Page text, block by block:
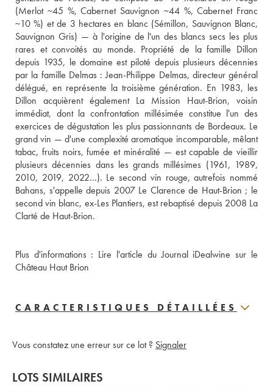
(Merlot ~45 %, Cabernet Sauvignon ~44 %, Cabernet Franc
~10 %) et de 3 hectares en blanc (Sémillon, Sauvignon Blanc,
Sauvignon Gris) — à l'origine de l'un des blancs secs les plus
rares et convoités au monde. Propriété de la famille Dillon
depuis 1935, le domaine est piloté depuis plusieurs décennies
par la famille Delmas : Jean-Philippe Delmas, directeur général
délégué, en représente la troisième génération. En 1983, les
Dillon acquièrent également La Mission Haut-Brion, voisin
immédiat, dont la confrontation millésimée constitue l'un des
exercices de dégustation les plus passionnants de Bordeaux. Le
grand vin — d'une complexité aromatique incomparable, mêlant
tabac, fruits noirs, fumée et minéralité — est capable de vieillir
plusieurs décennies dans les grands millésimes (1961, 1989,
2010, 2019, 2022…). Le second vin rouge, autrefois nommé
Bahans, s'appelle depuis 2007 Le Clarence de Haut-Brion ; le
second vin blanc, ex-Les Plantiers, est rebaptisé depuis 2008 La
Plus d'informations : Lire l'article du Journal iDealwine sur le
Château Haut Brion
CARACTERISTIQUES DÉTAILLÉES
Vous constatez une erreur sur ce lot ? Signaler
LOTS SIMILAIRES